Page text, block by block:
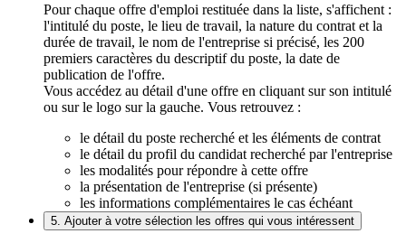
Pour chaque offre d'emploi restituée dans la liste, s'affichent :
l'intitulé du poste, le lieu de travail, la nature du contrat et la
durée de travail, le nom de l'entreprise si précisé, les 200
premiers caractères du descriptif du poste, la date de
publication de l'offre.
Vous accédez au détail d'une offre en cliquant sur son intitulé
ou sur le logo sur la gauche. Vous retrouvez :
le détail du poste recherché et les éléments de contrat
le détail du profil du candidat recherché par l'entreprise
les modalités pour répondre à cette offre
la présentation de l'entreprise (si présente)
les informations complémentaires le cas échéant
5. Ajouter à votre sélection les offres qui vous intéressent